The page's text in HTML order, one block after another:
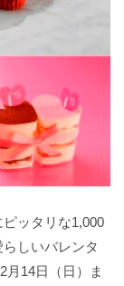
ッタリな1,000
しいバレンタ
月14日（日）ま